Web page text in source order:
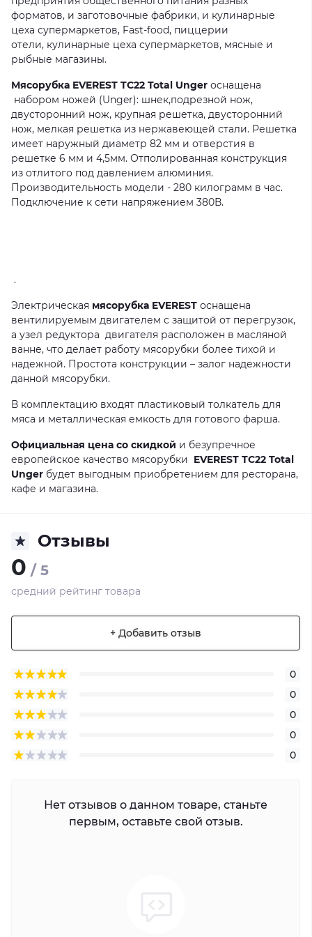
форматов, и заготовочные фабрики, и кулинарные
цеха супермаркетов, Fast-food, пиццерии
отели, кулинарные цеха супермаркетов, мясные и
рыбные магазины.
Мясорубка EVEREST TC22 Total Unger оснащена
набором ножей (Unger): шнек,подрезной нож,
двусторонний нож, крупная решетка, двусторонний
нож, мелкая решетка из нержавеющей стали. Решетка
имеет наружный диаметр 82 мм и отверстия в
решетке 6 мм и 4,5мм. Отполированная конструкция
из отлитого под давлением алюминия.
Производительность модели - 280 килограмм в час.
Подключение к сети напряжением 380В.
.
Электрическая мясорубка EVEREST оснащена
вентилируемым двигателем с защитой от перегрузок,
а узел редуктора двигателя расположен в масляной
ванне, что делает работу мясорубки более тихой и
надежной. Простота конструкции – залог надежности
данной мясорубки.
В комплектацию входят пластиковый толкатель для
мяса и металлическая емкость для готового фарша.
Официальная цена со скидкой и безупречное
европейское качество мясорубки EVEREST TC22 Total
Unger будет выгодным приобретением для ресторана,
кафе и магазина.
Отзывы
0 / 5
средний рейтинг товара
+ Добавить отзыв
0
0
0
0
0
Нет отзывов о данном товаре, станьте
первым, оставьте свой отзыв.